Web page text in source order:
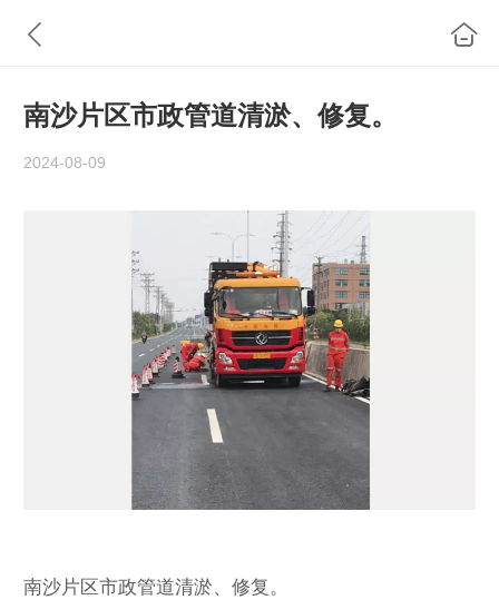
南沙片区市政管道清淤、修复。
2024-08-09
南沙片区市政管道清淤、修复。